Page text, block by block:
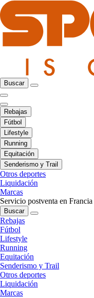
Buscar
Rebajas
Fútbol
Lifestyle
Running
Equitación
Senderismo y Trail
Otros deportes
Liquidación
Marcas
Servicio postventa en Francia
Buscar
Rebajas
Fútbol
Lifestyle
Running
Equitación
Senderismo y Trail
Otros deportes
Liquidación
Marcas